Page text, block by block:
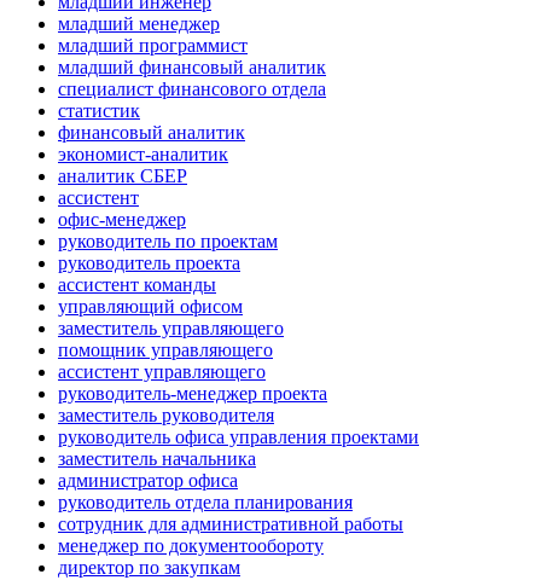
младший менеджер
младший программист
младший финансовый аналитик
специалист финансового отдела
статистик
финансовый аналитик
экономист-аналитик
аналитик СБЕР
ассистент
офис-менеджер
руководитель по проектам
руководитель проекта
ассистент команды
управляющий офисом
заместитель управляющего
помощник управляющего
ассистент управляющего
руководитель-менеджер проекта
заместитель руководителя
руководитель офиса управления проектами
заместитель начальника
администратор офиса
руководитель отдела планирования
сотрудник для административной работы
менеджер по документообороту
директор по закупкам